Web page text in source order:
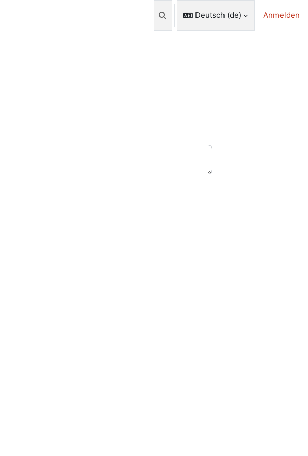
Sucheingabe umschalten
Deutsch ‎(de)‎ Anmelden